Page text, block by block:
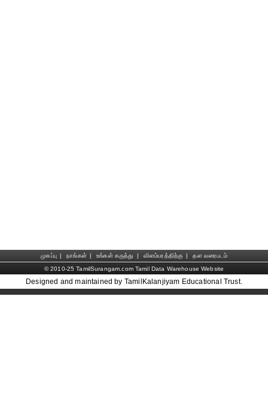
முகப்பு | நாங்கள் | உங்கள் கருத்து | விளம்பரத்திற்கு |
தள வரைபடம்
© 2010-25 TamilSurangam.com Tamil Data Warehouse Website
Designed and maintained by TamilKalanjiyam Educational Trust.